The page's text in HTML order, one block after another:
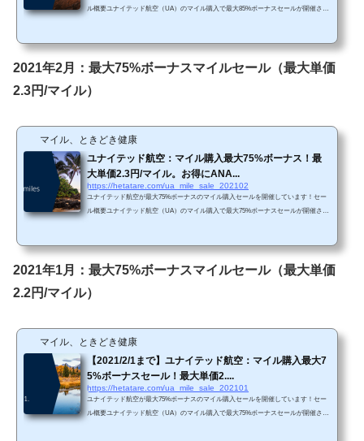
ル概要ユナイテッド航空（UA）のマイル購入で最大85%ボーナスセールが開催され
ーナスセールが続いていましたので、今回のセールはお得感があります。 Chrome
で「リダイレクトが繰り返し行われました」というエラーが生じてしまったら、以
2021年2月：最大75%ボーナスマイルセール（最大単価
2.3円/マイル）
マイル、ときどき健康
ユナイテッド航空：マイル購入最大75%ボーナス！最
大単価2.3円/マイル。お得にANA...
https://hetatare.com/ua_mile_sale_202102
ユナイテッド航空が最大75%ボーナスのマイル購入セールを開催しています！セー
ル概要ユナイテッド航空（UA）のマイル購入で最大75%ボーナスセールが開催され
5%は低いボーナス率になりますので、残念ながら今回のセールはお得感がありませ
ん。 Chromeで「リダイレクトが繰り返し行われました」というエラーが生じてし
2021年1月：最大75%ボーナスマイルセール（最大単価
2.2円/マイル）
マイル、ときどき健康
【2021/2/1まで】ユナイテッド航空：マイル購入最大7
5%ボーナスセール！最大単価2....
https://hetatare.com/ua_mile_sale_202101
ユナイテッド航空が最大75%ボーナスのマイル購入セールを開催しています！セー
ル概要ユナイテッド航空（UA）のマイル購入で最大75%ボーナスセールが開催され